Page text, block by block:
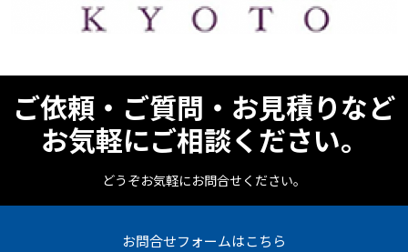
ご依頼・ご質問・お見積りなど
お気軽にご相談ください。
どうぞお気軽にお問合せください。
お問合せフォームはこちら